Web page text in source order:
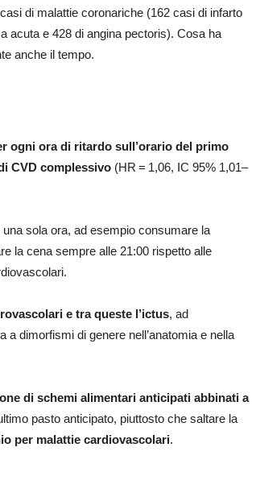
di malattie coronariche (162 casi di infarto
acuta e 428 di angina pectoris). Cosa ha
anche il tempo.
ogni ora di ritardo sull’orario del primo
CVD complessivo (HR = 1,06, IC 95% 1,01–
sola ora, ad esempio consumare la
la cena sempre alle 21:00 rispetto alle
e tra queste l’ictus, ad
a dimorfismi di genere nell’anatomia e nella
di schemi alimentari anticipati abbinati a
pasto anticipato, piuttosto che saltare la
per malattie cardiovascolari.